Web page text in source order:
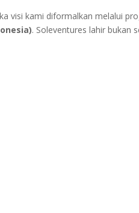
visi kami diformalkan melalui
. Soleventures lahir bukan